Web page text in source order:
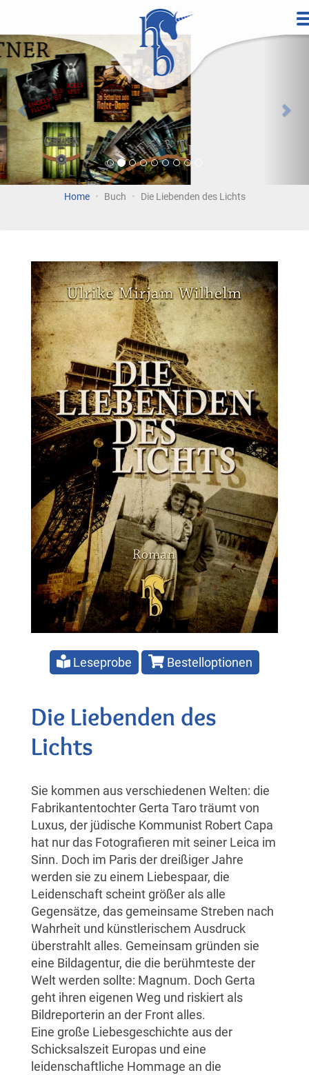
InhaltVorherige
Home Buch Die Liebenden des Lichts
Leseprobe Bestelloptionen
Die Liebenden des
Lichts
Sie kommen aus verschiedenen Welten: die
Fabrikantentochter Gerta Taro träumt von
Luxus, der jüdische Kommunist Robert Capa
hat nur das Fotografieren mit seiner Leica im
Sinn. Doch im Paris der dreißiger Jahre
werden sie zu einem Liebespaar, die
Leidenschaft scheint größer als alle
Gegensätze, das gemeinsame Streben nach
Wahrheit und künstlerischem Ausdruck
überstrahlt alles. Gemeinsam gründen sie
eine Bildagentur, die die berühmteste der
Welt werden sollte: Magnum. Doch Gerta
geht ihren eigenen Weg und riskiert als
Bildreporterin an der Front alles.
Eine große Liebesgeschichte aus der
Schicksalszeit Europas und eine
leidenschaftliche Hommage an die